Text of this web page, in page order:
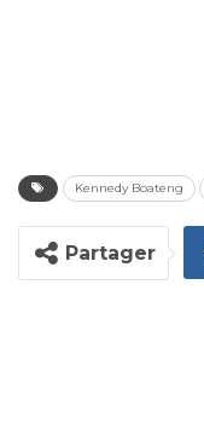
Kennedy Boateng
Partager